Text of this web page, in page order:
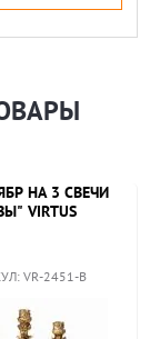
НА 3 СВЕЧИ
VIRTUS
VR-2451-B